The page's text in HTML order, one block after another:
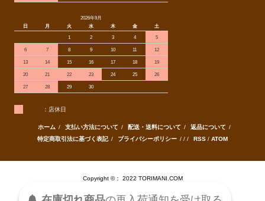
2026年9月
日
月 火 水 木 金
土
1
2 3 4 5
6 7 8 9 10 11 12
13 14 15 16 17 18 19
20 21 22 23 24 25 26
27 28 29 30
：店休日
ホーム / 支払い方法について / 配送・送料について / 返品について /
特定商取引法に基づく表記 / プライバシーポリシー / / / RSS / ATOM
Copyright ©： 2022 TORIMANI.COM
Powered by